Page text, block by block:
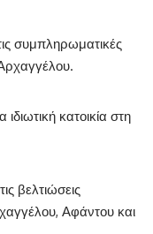
συμπληρωματικές
κατοικία στη
βελτιώσεις
Αφάντου και